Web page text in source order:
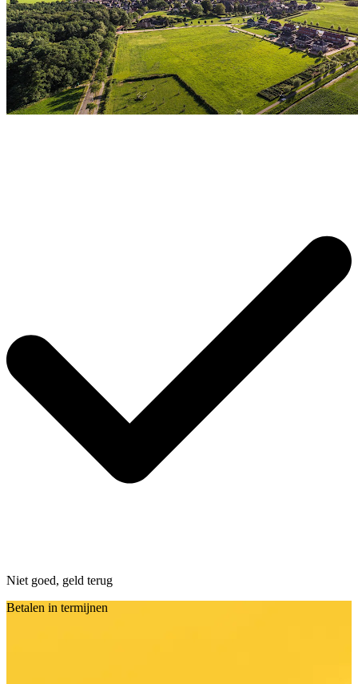
Niet goed, geld terug
Betalen in termijnen